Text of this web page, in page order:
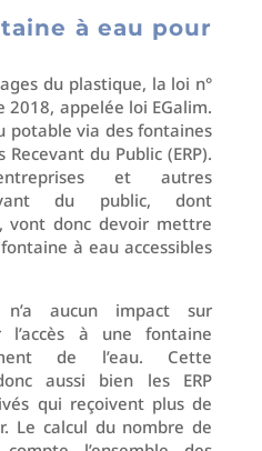
à eau pour
du plastique, la loi n°
2018, appelée loi EGalim.
potable via des fontaines
du Public (ERP).
et autres
du public, dont
vont donc devoir mettre
à eau accessibles
aucun impact sur
l’accès à une fontaine
de l’eau. Cette
aussi bien les ERP
qui reçoivent plus de
Le calcul du nombre de